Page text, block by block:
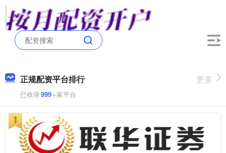
正规配资平台排行
已收录999+家平台
更多